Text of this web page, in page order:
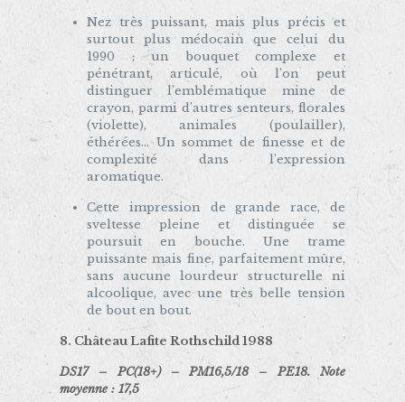
Nez très puissant, mais plus précis et
surtout plus médocain que celui du
1990 ; un bouquet complexe et
pénétrant, articulé, où l’on peut
distinguer l’emblématique mine de
crayon, parmi d’autres senteurs, florales
(violette), animales (poulailler),
éthérées… Un sommet de finesse et de
complexité dans l’expression
aromatique.
Cette impression de grande race, de
sveltesse pleine et distinguée se
poursuit en bouche. Une trame
puissante mais fine, parfaitement mûre,
sans aucune lourdeur structurelle ni
alcoolique, avec une très belle tension
de bout en bout.
8. Château Lafite Rothschild 1988
DS17 – PC(18+) – PM16,5/18 – PE18. Note
moyenne : 17,5